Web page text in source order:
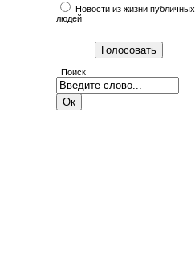
Новости из жизни публичных
людей
Поиск